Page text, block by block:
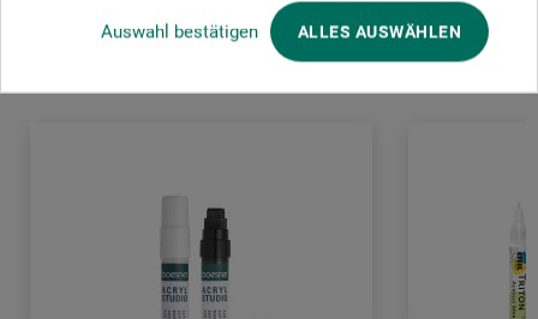
Auswahl bestätigen ALLES AUSWÄHLEN
Kunden kauften auch